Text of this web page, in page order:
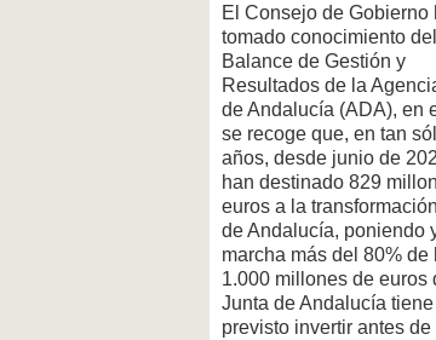
El Consejo de Gobierno
tomado conocimiento del
Balance de Gestión y
Resultados de la
de Andalucía (ADA), en
se recoge que, en tan
años, desde junio de
han destinado 829
euros a la
de Andalucía, poniendo
marcha más del 80% de
1.000 millones de euros
Junta de Andalucía tiene
previsto invertir antes